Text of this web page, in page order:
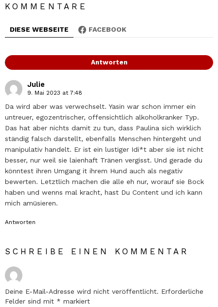
KOMMENTARE
DIESE WEBSEITE FACEBOOK
Antworten
Julie
9. Mai 2023 at 7:48
Da wird aber was verwechselt. Yasin war schon immer ein
untreuer, egozentrischer, offensichtlich alkoholkranker Typ.
Das hat aber nichts damit zu tun, dass Paulina sich wirklich
ständig falsch darstellt, ebenfalls Menschen hintergeht und
manipulativ handelt. Er ist ein lustiger Idi*t aber sie ist nicht
besser, nur weil sie laienhaft Tränen vergisst. Und gerade du
könntest ihren Umgang it ihrem Hund auch als negativ
bewerten. Letztlich machen die alle eh nur, worauf sie Bock
haben und wenns mal kracht, hast Du Content und ich kann
mich amüsieren.
Antworten
SCHREIBE EINEN KOMMENTAR
Deine E-Mail-Adresse wird nicht veröffentlicht. Erforderliche
Felder sind mit * markiert